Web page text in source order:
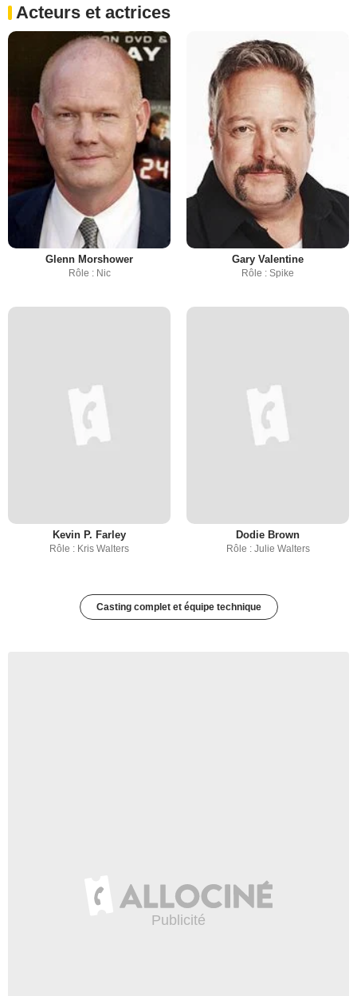
Acteurs et actrices
Glenn Morshower
Rôle : Nic
Gary Valentine
Rôle : Spike
Kevin P. Farley
Rôle : Kris Walters
Dodie Brown
Rôle : Julie Walters
Casting complet et équipe technique